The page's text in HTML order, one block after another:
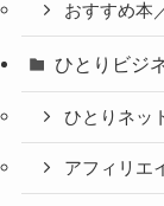
おすすめ本
ひとりビジ
ひとりネッ
アフィリエ